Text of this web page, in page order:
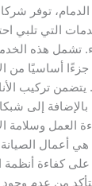
توفر
التي تلبي
تشمل هذه
جزءًا أساسيًا من
يتضمن تركيب
إلى
العمل وسلامة
أعمال
على كفاءة أنظمة
من عدم وجود